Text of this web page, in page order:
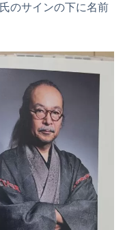
のサインの下に名前